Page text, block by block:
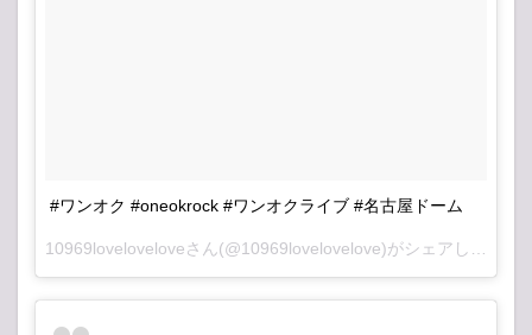
#ワンオク #oneokrock #ワンオクライブ #名古屋ドーム
10969loveloveloveさん(@10969lovelovelove)がシェアした投稿 –